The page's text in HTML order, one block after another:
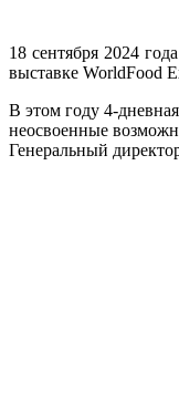
18 сентября 2024
выставке WorldFood
В этом году 4-
неосвоенные
Генеральный